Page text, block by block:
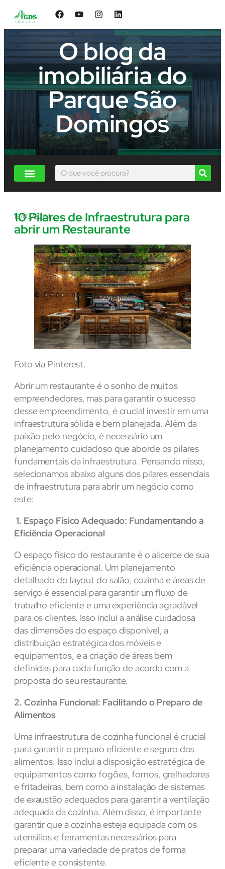
O blog da
imobiliária do
Parque São
Domingos
13/03/2024
10 Pilares de Infraestrutura para
abrir um Restaurante
Foto via Pinterest.
Abrir um restaurante é o sonho de muitos
empreendedores, mas para garantir o sucesso
desse empreendimento, é crucial investir em uma
infraestrutura sólida e bem planejada. Além da
paixão pelo negócio, é necessário um
planejamento cuidadoso que aborde os pilares
fundamentais da infraestrutura. Pensando nisso,
selecionamos abaixo alguns dos pilares essenciais
de infraestrutura para abrir um negócio como
este:
1. Espaço Físico Adequado: Fundamentando a
Eficiência Operacional
O espaço físico do restaurante é o alicerce de sua
eficiência operacional. Um planejamento
detalhado do layout do salão, cozinha e áreas de
serviço é essencial para garantir um fluxo de
trabalho eficiente e uma experiência agradável
para os clientes. Isso inclui a análise cuidadosa
das dimensões do espaço disponível, a
distribuição estratégica dos móveis e
equipamentos, e a criação de áreas bem
definidas para cada função de acordo com a
proposta do seu restaurante.
2. Cozinha Funcional: Facilitando o Preparo de
Alimentos
Uma infraestrutura de cozinha funcional é crucial
para garantir o preparo eficiente e seguro dos
alimentos. Isso inclui a disposição estratégica de
equipamentos como fogões, fornos, grelhadores
e fritadeiras, bem como a instalação de sistemas
de exaustão adequados para garantir a ventilação
adequada da cozinha. Além disso, é importante
garantir que a cozinha esteja equipada com os
utensílios e ferramentas necessários para
preparar uma variedade de pratos de forma
eficiente e consistente.